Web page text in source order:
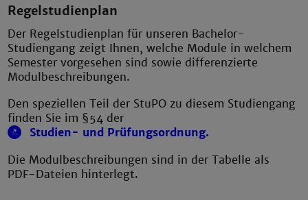
Regelstudienplan
Der Regelstudienplan für unseren Bachelor-
Studiengang zeigt Ihnen, welche Module in welchem
Semester vorgesehen sind sowie differenzierte
Modulbeschreibungen.
Den speziellen Teil der StuPO zu diesem Studiengang
finden Sie im §54 der
Studien- und Prüfungsordnung.
Die Modulbeschreibungen sind in der Tabelle als
PDF-Dateien hinterlegt.